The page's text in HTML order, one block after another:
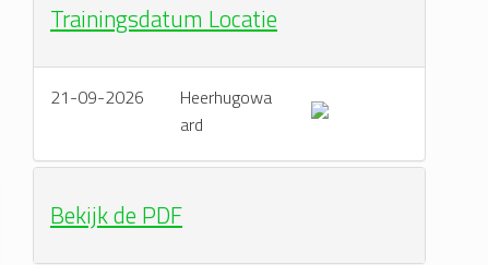
Trainingsdatum Locatie
21-09-2026
Heerhugowa
ard
Bekijk de PDF